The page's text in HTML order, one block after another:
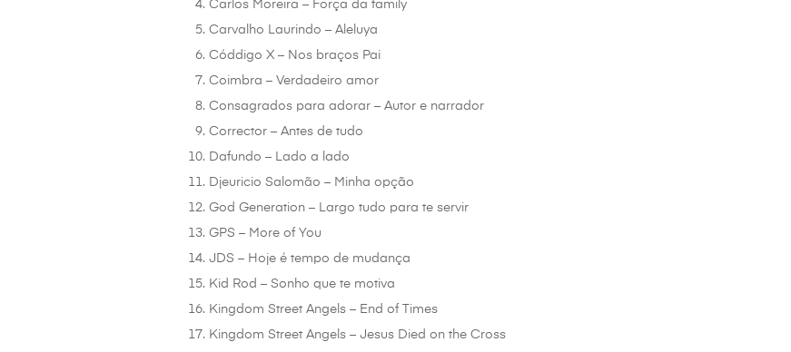
Carlos Moreira – Força da family
Carvalho Laurindo – Aleluya
Códdigo X – Nos braços Pai
Coimbra – Verdadeiro amor
Consagrados para adorar – Autor e narrador
Corrector – Antes de tudo
Dafundo – Lado a lado
Djeuricio Salomão – Minha opção
God Generation – Largo tudo para te servir
GPS – More of You
JDS – Hoje é tempo de mudança
Kid Rod – Sonho que te motiva
Kingdom Street Angels – End of Times
Kingdom Street Angels – Jesus Died on the Cross